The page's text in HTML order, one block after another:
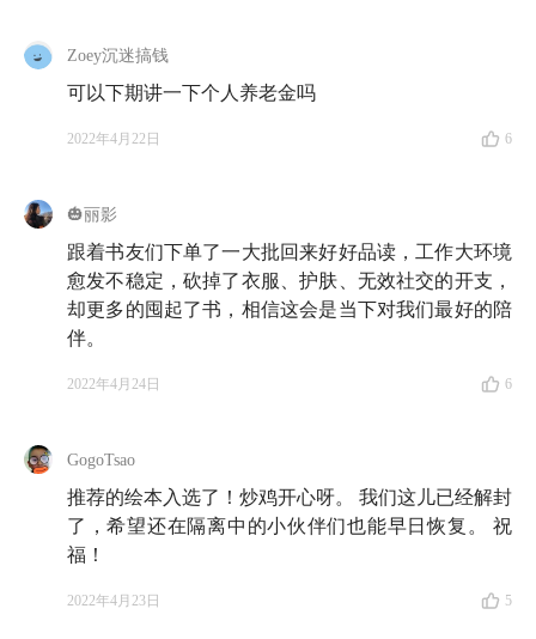
不等于家、设计师不等于居住者、住更大的房子不等于
住得更好、家的面积不等于家的容积。
11:18在福建隔离的宝妈 Gogo，
《爱德华，全世界最
冲到我的心里，用力地按下暂停键。
14:49在学校里隔离的大学生 Rocky，《登天的感
觉》：这本书讲的是心理学家岳晓东在哈佛做心理咨询
的 10 个真实案例，比《也许你该找个人聊聊》读起来
苦、悲伤、损失和无止境的挫折都有它真实而戏剧的目
的，唤醒我们，促使甚至是近乎强迫我们冲破轮回，从
而释放被禁锢的光芒。
Part 2 阅读有助赚钱！
Zoey沉迷搞钱
可以下期讲一下个人养老金吗
2022年4月22日 6
🎃丽影
跟着书友们下单了一大批回来好好品读，工作大环境
愈发不稳定，砍掉了衣服、护肤、无效社交的开支，
却更多的囤起了书，相信这会是当下对我们最好的陪
伴。
2022年4月24日 6
GogoTsao
推荐的绘本入选了！炒鸡开心呀。 我们这儿已经解封
了，希望还在隔离中的小伙伴们也能早日恢复。 祝
福！
2022年4月23日 5